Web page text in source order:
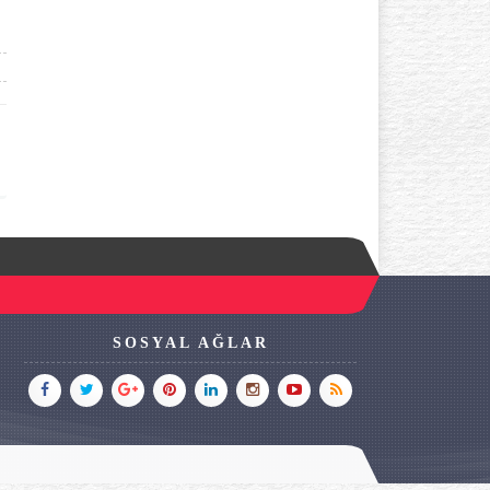
SOSYAL AĞLAR